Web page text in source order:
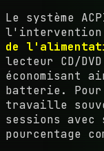
Le système
l'intervention
de
lecteur CD/
économisant
batterie. Pour
travaille
sessions avec
pourcentage